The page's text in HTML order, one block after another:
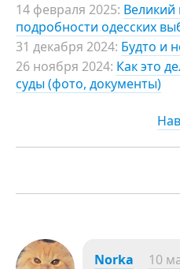
14 февраля 2025:
подробности одесских
31 декабря 2024: Будто и
26 ноября 2024: Как это
суды (фото, документы)
Norka 10